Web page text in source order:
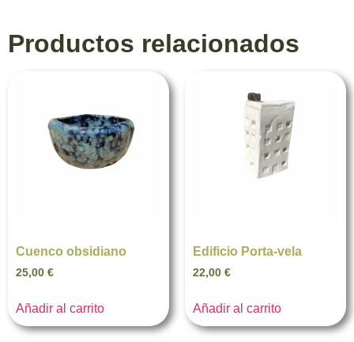
Productos relacionados
Cuenco obsidiano
25,00 €
Añadir al carrito
Edificio Porta-vela
22,00 €
Añadir al carrito